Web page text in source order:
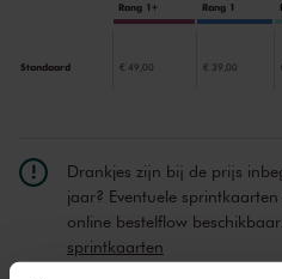
Rang 1+ Rang 1
Standaard € 49,00 € 39,00
Drankjes zijn bij de prijs
jaar? Eventuele
online bestelflow beschikbaar.
sprintkaarten